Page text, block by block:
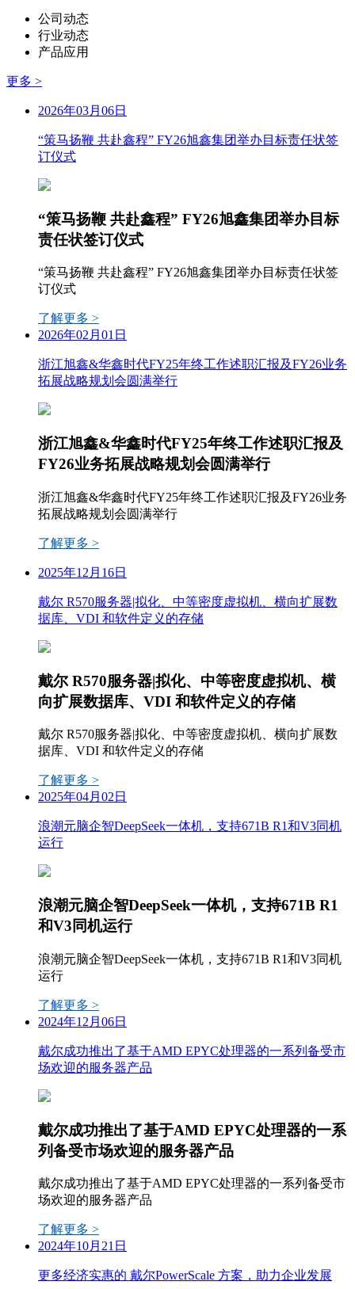
公司动态
行业动态
产品应用
更多 >
2026年03月06日
“策马扬鞭 共赴鑫程” FY26旭鑫集团举办目标责任状签
订仪式
“策马扬鞭 共赴鑫程” FY26旭鑫集团举办目标
责任状签订仪式
“策马扬鞭 共赴鑫程” FY26旭鑫集团举办目标责任状签
订仪式
了解更多 >
2026年02月01日
浙江旭鑫&华鑫时代FY25年终工作述职汇报及FY26业务
拓展战略规划会圆满举行
浙江旭鑫&华鑫时代FY25年终工作述职汇报及
FY26业务拓展战略规划会圆满举行
浙江旭鑫&华鑫时代FY25年终工作述职汇报及FY26业务
拓展战略规划会圆满举行
了解更多 >
2025年12月16日
戴尔 R570服务器|拟化、中等密度虚拟机、横向扩展数
据库、VDI 和软件定义的存储
戴尔 R570服务器|拟化、中等密度虚拟机、横
向扩展数据库、VDI 和软件定义的存储
戴尔 R570服务器|拟化、中等密度虚拟机、横向扩展数
据库、VDI 和软件定义的存储
了解更多 >
2025年04月02日
浪潮元脑企智DeepSeek一体机，支持671B R1和V3同机
运行
浪潮元脑企智DeepSeek一体机，支持671B R1
和V3同机运行
浪潮元脑企智DeepSeek一体机，支持671B R1和V3同机
运行
了解更多 >
2024年12月06日
戴尔成功推出了基于AMD EPYC处理器的一系列备受市
场欢迎的服务器产品
戴尔成功推出了基于AMD EPYC处理器的一系
列备受市场欢迎的服务器产品
戴尔成功推出了基于AMD EPYC处理器的一系列备受市
场欢迎的服务器产品
了解更多 >
2024年10月21日
更多经济实惠的 戴尔PowerScale 方案，助力企业发展